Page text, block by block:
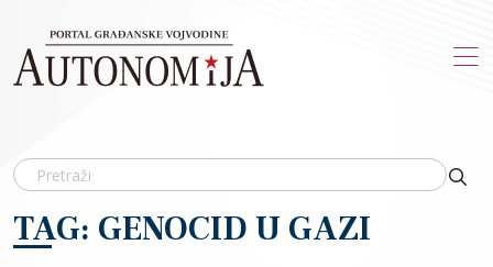
TAG: GENOCID U GAZI